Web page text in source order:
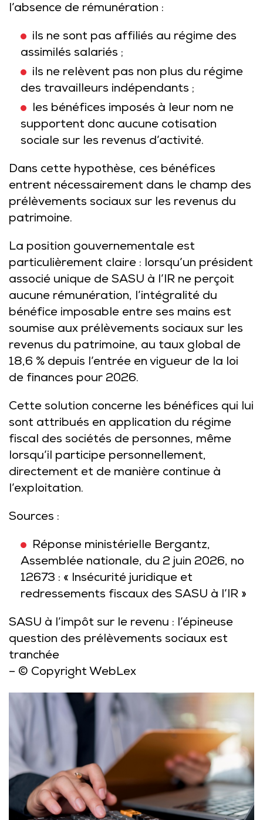
l’absence de rémunération :
ils ne sont pas affiliés au régime des
assimilés salariés ;
ils ne relèvent pas non plus du régime
des travailleurs indépendants ;
les bénéfices imposés à leur nom ne
supportent donc aucune cotisation
sociale sur les revenus d’activité.
Dans cette hypothèse, ces bénéfices
entrent nécessairement dans le champ des
prélèvements sociaux sur les revenus du
patrimoine.
La position gouvernementale est
particulièrement claire : lorsqu’un président
associé unique de SASU à l’IR ne perçoit
aucune rémunération, l’intégralité du
bénéfice imposable entre ses mains est
soumise aux prélèvements sociaux sur les
revenus du patrimoine, au taux global de
18,6 % depuis l’entrée en vigueur de la loi
de finances pour 2026.
Cette solution concerne les bénéfices qui lui
sont attribués en application du régime
fiscal des sociétés de personnes, même
lorsqu’il participe personnellement,
directement et de manière continue à
l’exploitation.
Sources :
Réponse ministérielle Bergantz,
Assemblée nationale, du 2 juin 2026, no
12673 : « Insécurité juridique et
redressements fiscaux des SASU à l’IR »
SASU à l’impôt sur le revenu : l’épineuse
question des prélèvements sociaux est
tranchée
– © Copyright WebLex